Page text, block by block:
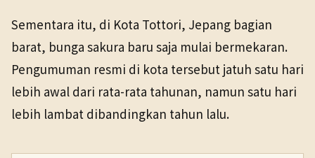
Sementara itu, di Kota Tottori, Jepang bagian
barat, bunga sakura baru saja mulai bermekaran.
Pengumuman resmi di kota tersebut jatuh satu hari
lebih awal dari rata-rata tahunan, namun satu hari
lebih lambat dibandingkan tahun lalu.